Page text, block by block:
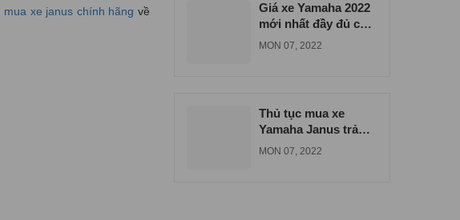
mua xe janus chính hãng về
Giá xe Yamaha 2022
mới nhất đầy đủ các
dòng xe
MON 07, 2022
Thủ tục mua xe
Yamaha Janus trả
góp tại Biên Hòa
MON 07, 2022